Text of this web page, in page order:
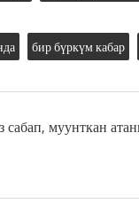
бир бүркүм кабар
муунткан